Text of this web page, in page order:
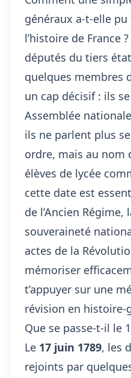
généraux a-t-elle
l’histoire de France
députés du tiers
quelques membres
un cap décisif : ils
Assemblée
ils ne parlent plus
ordre, mais au nom
élèves de lycée
cette date est
de l’Ancien
souveraineté
actes de la
mémoriser
t’appuyer sur une
révision en histoire-
Que se passe-t-il le
Le 17 juin 1789, les
rejoints par